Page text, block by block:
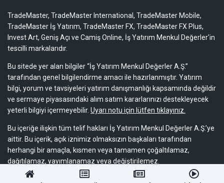
TradeMaster, TradeMaster International, TradeMaster Mobile,
TradeMaster İş Yatırım, TradeMaster FX, TradeMaster FX Plus,
Invest Art, Geniş Açı ve Camiş Online, İş Yatırım Menkul Değerler'in
tescilli markalarıdır.
Bu sitede yer alan bilgiler “İş Yatırım Menkul Değerler A.Ş.”
tarafından genel bilgilendirme amacı ile hazırlanmıştır. Yatırım
bilgi, yorum ve tavsiyeleri yatırım danışmanlığı kapsamında değildir
ve sermaye piyasasındaki alım satım kararlarınızı destekleyecek
yeterli bilgiyi içermeyebilir. Uyarı notu için lütfen tıklayınız.
Bu içeriğe ilişkin tüm telif hakları İş Yatırım Menkul Değerler A.Ş.’ye
aittir. Bu içerik, açık iznimiz olmaksızın başkaları tarafından
herhangi bir amaçla, kısmen veya tamamen çoğaltılamaz,
dağıtılamaz, yayımlanamaz veya değiştirilemez.